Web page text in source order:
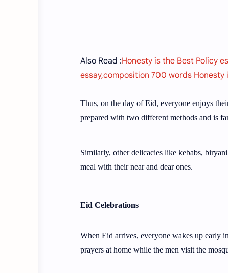
Also Read :Honesty is the Best Policy
essay,composition 700 words
Thus, on the day of Eid, everyone enjoys
prepared with two different methods and is
Similarly, other delicacies like kebabs,
meal with their near and dear ones.
Eid Celebrations
When Eid arrives, everyone wakes up early
prayers at home while the men visit the